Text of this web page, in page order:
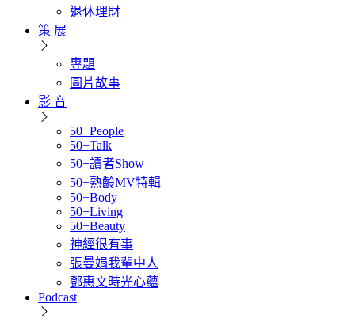
退休理財
策 展
專題
圖片故事
影 音
50+People
50+Talk
50+讀者Show
50+熟齡MV特輯
50+Body
50+Living
50+Beauty
神經很有事
張曼娟我輩中人
鄧惠文時光心蘊
Podcast